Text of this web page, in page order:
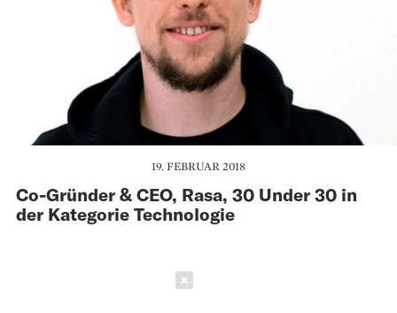
19. FEBRUAR 2018
Co-Gründer & CEO, Rasa, 30 Under 30 in
der Kategorie Technologie